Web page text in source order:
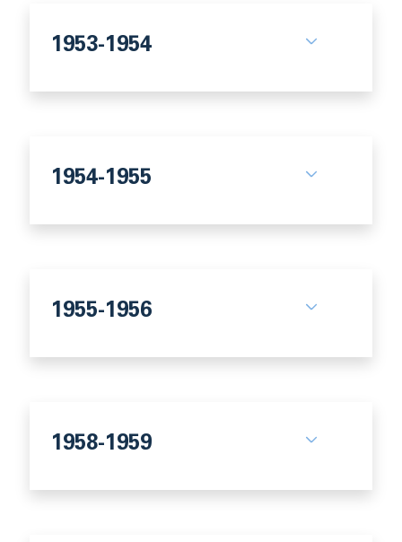
1953-1954
1954-1955
1955-1956
1958-1959